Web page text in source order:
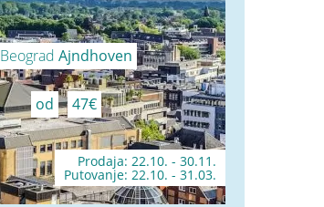
BeogradAjndhoven
od 47€
Prodaja: 22.10. - 30.11.
Putovanje: 22.10. - 31.03.